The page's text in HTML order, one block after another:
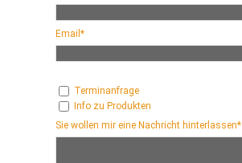
Email*
Terminanfrage
Info zu Produkten
Sie wollen mir eine Nachricht hinterlassen*